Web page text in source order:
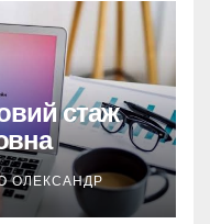
стаж
ОЛЕКСАНДР